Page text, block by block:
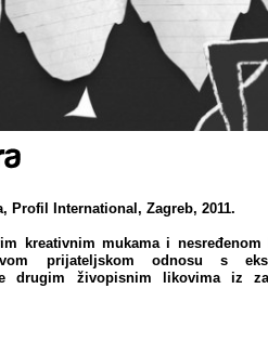
Profil International, Zagreb, 2011.
kreativnim mukama i nesređenom
prijateljskom odnosu s
drugim živopisnim likovima iz